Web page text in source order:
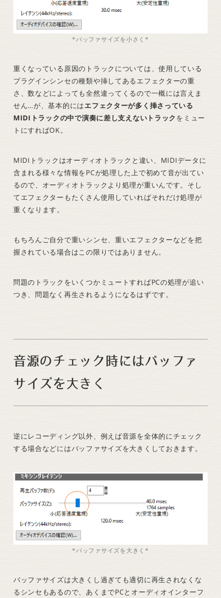
*バッファサイズを小さく*
重くなっている原因のトラックについては、使用している
プラグインシンセの種類や挿してあるエフェクターの重
さ、数などによっても全然違ってくるので一概には言えま
せん…が、基本的にはエフェクターが多く挿さっている
MIDIトラックの中で演奏に差し支えないトラック をミュー
トにすればOK。
MIDIトラックはオーディオトラックと違い、MIDIデータに
含まれる様々な情報をPCが処理した上で初めて音が出てい
るので、オーディオトラックより処理が重いんです。そし
てエフェクターもたくさん使用していればそれだけ処理が
重くなります。
もちろんご自分で重いシンセ、重いエフェクターなどを把
握されている場合はこの限りではありません。
問題のトラックをいくつかミュートすればPCの処理が追い
つき、問題なく再生されるようになるはずです。
音源のチェック時にはバッファ
サイズを大きく
逆にレコーディング以外、例えば音源を全体的にチェック
する場合などにはバッファサイズを大きくしておきます。
*バッファサイズを大きく*
バッファサイズは大きくし過ぎても適切に再生されなくな
るシンセもあるので、あくまでPCとオーディオインターフ